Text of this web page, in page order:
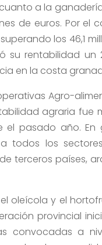
a la
de euros. Por el
los 46,1
rentabilidad un
en la costa
Agro-
agraria
pasado año. En
todos los
terceros países,
oleícola y el
provincial
convocadas a